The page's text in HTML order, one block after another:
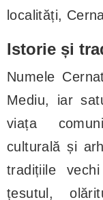
localități,
Istorie și
Numele
Mediu, iar
viața
culturală și
tradițiile
țesutul,